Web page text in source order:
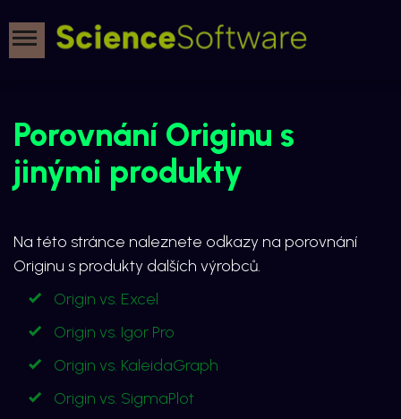
Porovnání Originu s
jinými produkty
Na této stránce naleznete odkazy na porovnání
Originu s produkty dalších výrobců.
Origin vs. Excel
Origin vs. Igor Pro
Origin vs. KaleidaGraph
Origin vs. SigmaPlot